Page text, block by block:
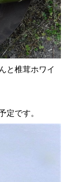
と椎茸ホワイ
です。